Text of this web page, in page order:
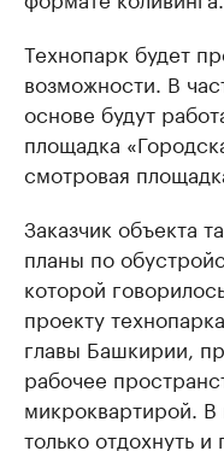
Технопарк будет
возможности. В
основе будут
площадка
смотровая
Заказчик объекта
планы по
которой
проекту
главы Башкирии,
рабочее
микроквартирой. В
только отдохнуть